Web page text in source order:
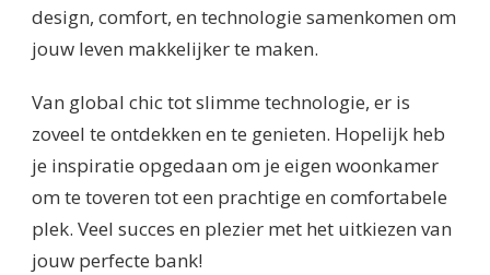
design, comfort, en technologie samenkomen om
jouw leven makkelijker te maken.
Van global chic tot slimme technologie, er is
zoveel te ontdekken en te genieten. Hopelijk heb
je inspiratie opgedaan om je eigen woonkamer
om te toveren tot een prachtige en comfortabele
plek. Veel succes en plezier met het uitkiezen van
jouw perfecte bank!